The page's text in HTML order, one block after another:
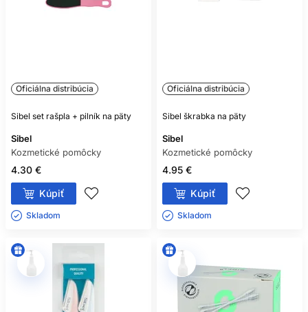
Oficiálna distribúcia
Sibel set rašpla + pilník na päty
Sibel
Kozmetické pomôcky
4.30 €
Kúpiť
Skladom ㅤ
Oficiálna distribúcia
Sibel škrabka na päty
Sibel
Kozmetické pomôcky
4.95 €
Kúpiť
Skladom ㅤ